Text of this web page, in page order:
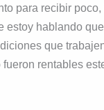
para recibir
estoy hablando
que
rentables